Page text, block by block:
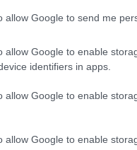
allow Google to send me
allow Google to enable
identifiers in apps.
allow Google to enable
allow Google to enable